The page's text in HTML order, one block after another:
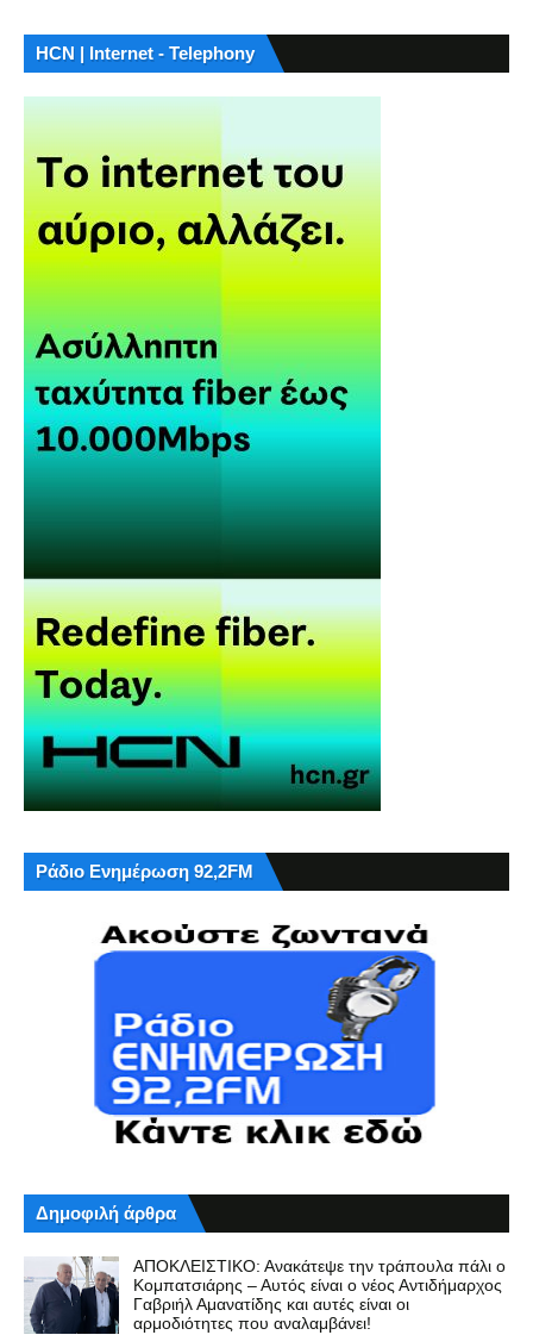
HCN | Internet - Telephony
Ράδιο Ενημέρωση 92,2FM
Δημοφιλή άρθρα
ΑΠΟΚΛΕΙΣΤΙΚΟ: Ανακάτεψε την τράπουλα πάλι ο
Κομπατσιάρης – Αυτός είναι ο νέος Αντιδήμαρχος
Γαβριήλ Αμανατίδης και αυτές είναι οι
αρμοδιότητες που αναλαμβάνει!